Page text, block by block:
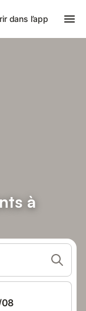
dans l’app
à
08